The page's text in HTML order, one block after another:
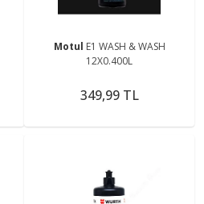
Motul E1 WASH & WASH
12X0.400L
349,99 TL